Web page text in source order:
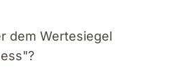
dem Wertesiegel